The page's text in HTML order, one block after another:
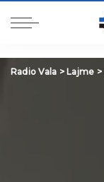
Radio Vala > Lajme >